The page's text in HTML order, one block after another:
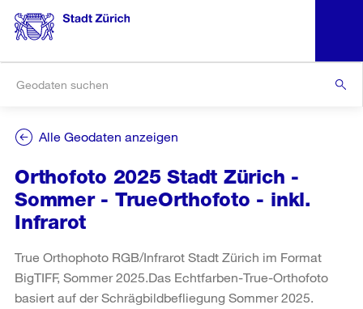
Alle Geodaten anzeigen
Orthofoto 2025 Stadt Zürich -
Sommer - TrueOrthofoto - inkl.
Infrarot
True Orthophoto RGB/Infrarot Stadt Zürich im Format
BigTIFF, Sommer 2025.Das Echtfarben-True-Orthofoto
basiert auf der Schrägbildbefliegung Sommer 2025.